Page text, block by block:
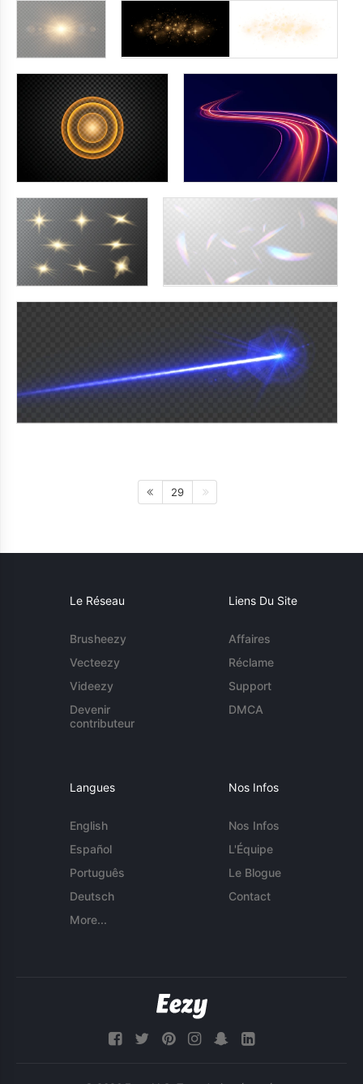
29
Le Réseau
Brusheezy
Vecteezy
Videezy
Devenir
contributeur
Liens Du Site
Affaires
Réclame
Support
DMCA
Langues
English
Español
Português
Deutsch
More...
Nos Infos
Nos Infos
L'Équipe
Le Blogue
Contact